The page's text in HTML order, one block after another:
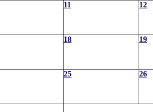
11 12
18 19
25 26